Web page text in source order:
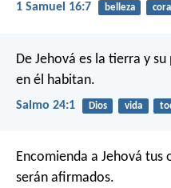
1 Samuel 16:7 belleza
De Jehová es la tierra y
en él habitan.
Salmo 24:1 Dios vida
Encomienda a Jehová tus
serán afirmados.